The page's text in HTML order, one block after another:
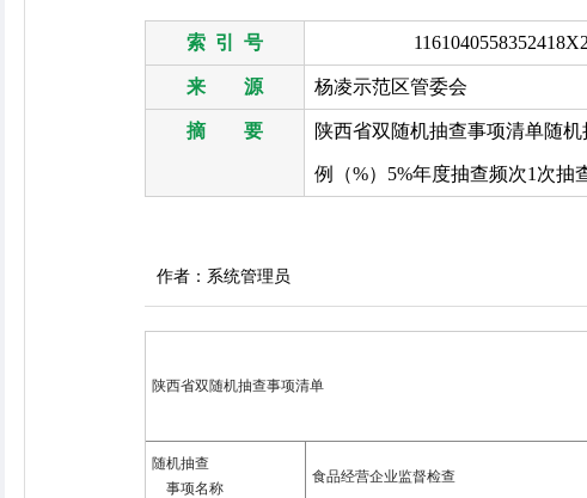
索 引 号
来 源 杨凌示范区管委会
摘 要 陕西省双随机抽查事项清单随
例（%）5%年度抽查频次1次
作者：系统管理员
陕西省双随机抽查事项清单
随机抽查
事项名称
食品经营企业监督检查